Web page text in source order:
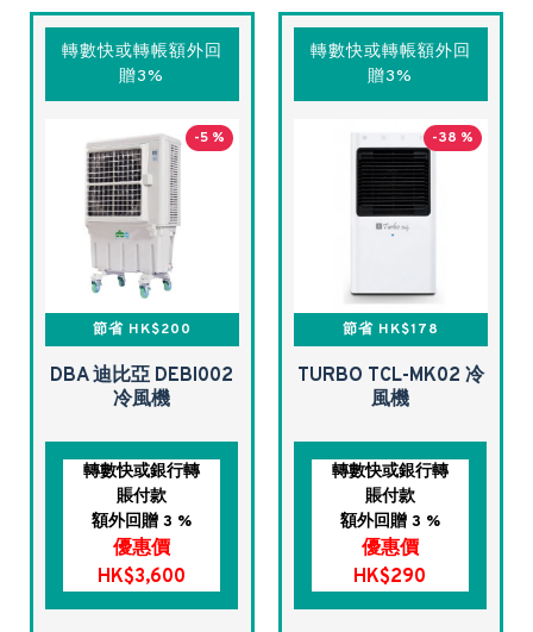
轉數快或轉帳額外回
贈3%
-5 %
節省 HK$200
DBA 迪比亞 DEBI002
冷風機
轉數快或銀行轉
賬付款
額外回贈 3 %
優惠價
HK$3,600
轉數快或轉帳額外回
贈3%
-38 %
節省 HK$178
TURBO TCL-MK02 冷
風機
轉數快或銀行轉
賬付款
額外回贈 3 %
優惠價
HK$290